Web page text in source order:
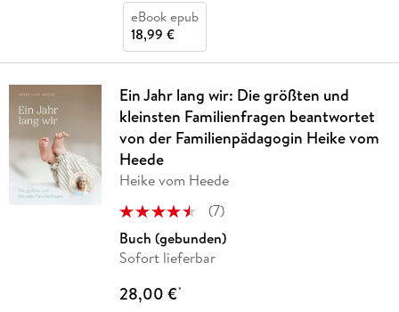
eBook epub
18,99 €
Ein Jahr lang wir: Die größten und
kleinsten Familienfragen beantwortet
von der Familienpädagogin Heike vom
Heede
Heike vom Heede
(7)
Buch (gebunden)
Sofort lieferbar
28,00 €*